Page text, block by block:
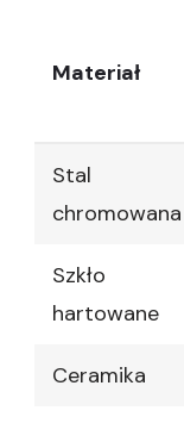
Materiał
Stal
chromowana
Szkło
hartowane
Ceramika